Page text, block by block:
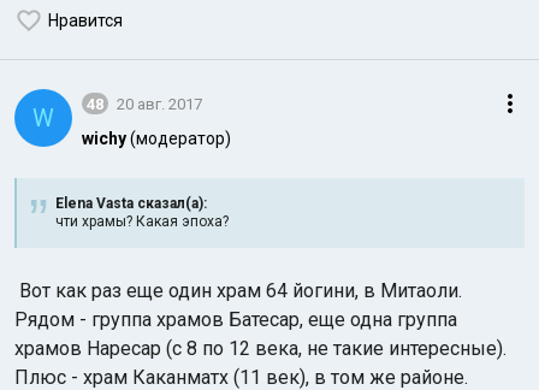
Нравится
W 48 20 авг. 2017
wichy(модератор)
Elena Vasta сказал(а):
чти храмы? Какая эпоха?
Вот как раз еще один храм 64 йогини, в Митаоли.
Рядом - группа храмов Батесар, еще одна группа
храмов Наресар (с 8 по 12 века, не такие интересные).
Плюс - храм Каканматх (11 век), в том же районе.